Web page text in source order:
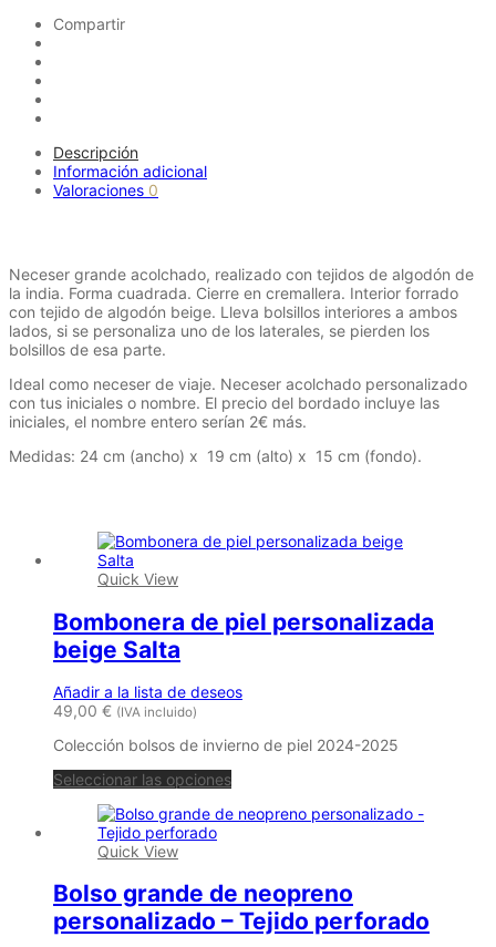
Compartir
Descripción
Información adicional
Valoraciones 0
Neceser grande acolchado, realizado con tejidos de algodón de
la india. Forma cuadrada. Cierre en cremallera. Interior forrado
con tejido de algodón beige. Lleva bolsillos interiores a ambos
lados, si se personaliza uno de los laterales, se pierden los
bolsillos de esa parte.
Ideal como neceser de viaje. Neceser acolchado personalizado
con tus iniciales o nombre. El precio del bordado incluye las
iniciales, el nombre entero serían 2€ más.
Medidas: 24 cm (ancho) x 19 cm (alto) x 15 cm (fondo).
Quick View
Bombonera de piel personalizada
beige Salta
Añadir a la lista de deseos
49,00 € (IVA incluido)
Colección bolsos de invierno de piel 2024-2025
Seleccionar las opciones
Quick View
Bolso grande de neopreno
personalizado – Tejido perforado